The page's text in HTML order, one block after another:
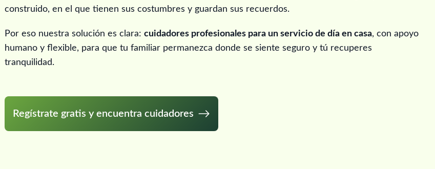
construido, en el que tienen sus costumbres y guardan sus recuerdos.
Por eso nuestra solución es clara: cuidadores profesionales para un servicio de día en casa, con apoyo
humano y flexible, para que tu familiar permanezca donde se siente seguro y tú recuperes
tranquilidad.
Regístrate gratis y encuentra cuidadores